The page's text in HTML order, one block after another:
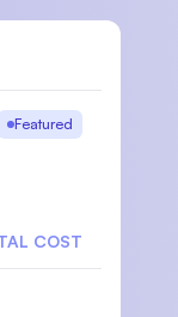
Featured
COST